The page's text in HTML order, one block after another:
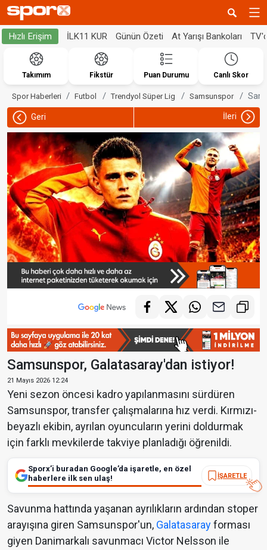
Hızlı Erişim İLK11 KUR Günün Özeti At Yarışı Bankoları
Takımım Fikstür Puan Durumu Canlı Skor
Spor Haberleri Futbol Trendyol Süper Lig Samsunspor
Geri İleri
Samsunspor, Galatasaray'dan istiyor!
21 Mayıs 2026 12:24
Yeni sezon öncesi kadro yapılanmasını sürdüren
Samsunspor, transfer çalışmalarına hız verdi. Kırmızı-
beyazlı ekibin, ayrılan oyuncuların yerini doldurmak
için farklı mevkilerde takviye planladığı öğrenildi.
Sporx’i buradan Google’da işaretle, en özel
haberlere ilk sen ulaş!
İŞARETLE
Savunma hattında yaşanan ayrılıkların ardından stoper
arayışına giren Samsunspor'un, Galatasarayforması
giyen Danimarkalı savunmacı Victor Nelsson ile